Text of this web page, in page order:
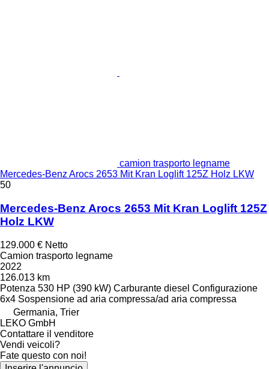
camion trasporto legname
Mercedes-Benz Arocs 2653 Mit Kran Loglift 125Z Holz LKW
50
Mercedes-Benz Arocs 2653 Mit Kran Loglift 125Z
Holz LKW
129.000 € Netto
Camion trasporto legname
2022
126.013 km
Potenza 530 HP (390 kW) Carburante diesel Configurazione
6x4 Sospensione ad aria compressa/ad aria compressa
Germania, Trier
LEKO GmbH
Contattare il venditore
Vendi veicoli?
Fate questo con noi!